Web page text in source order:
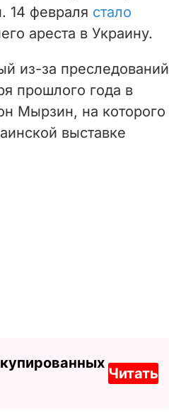
14 февраля стало
ареста в Украину.
из-за преследований
прошлого года в
Мырзин, на которого
выставке
Читать